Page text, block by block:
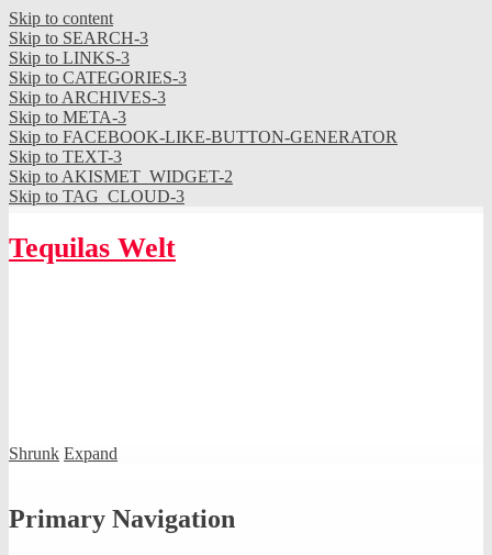
Skip to content
Skip to SEARCH-3
Skip to LINKS-3
Skip to CATEGORIES-3
Skip to ARCHIVES-3
Skip to META-3
Skip to FACEBOOK-LIKE-BUTTON-GENERATOR
Skip to TEXT-3
Skip to AKISMET_WIDGET-2
Skip to TAG_CLOUD-3
Tequilas Welt
Shrunk Expand
Primary Navigation